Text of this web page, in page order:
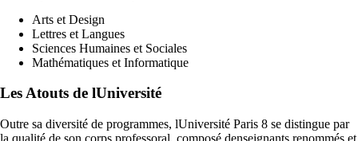
Arts et Design
Lettres et Langues
Sciences Humaines et Sociales
Mathématiques et Informatique
Les Atouts de lUniversité
Outre sa diversité de programmes, lUniversité Paris 8 se distingue par
la qualité de son corps professoral, composé denseignants renommés et